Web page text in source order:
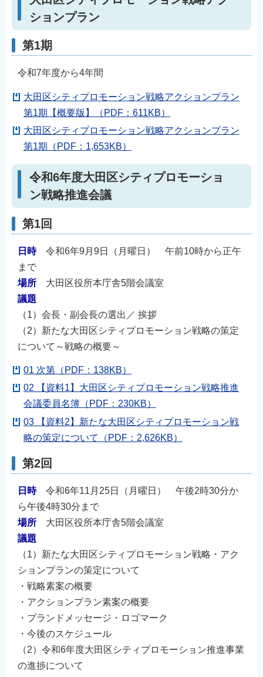
ションプラン
第1期
令和7年度から4年間
大田区シティプロモーション戦略アクションプラン
第1期【概要版】（PDF：611KB）
大田区シティプロモーション戦略アクションプラン
第1期（PDF：1,653KB）
令和6年度大田区シティプロモーショ
ン戦略推進会議
第1回
日時 令和6年9月9日（月曜日） 午前10時から正午
まで
場所 大田区役所本庁舎5階会議室
議題
（1）会長・副会長の選出／ 挨拶
（2）新たな大田区シティプロモーション戦略の策定
について～戦略の概要～
01 次第（PDF：138KB）
02 【資料1】大田区シティプロモーション戦略推進
会議委員名簿（PDF：230KB）
03 【資料2】新たな大田区シティプロモーション戦
略の策定について（PDF：2,626KB）
第2回
日時 令和6年11月25日（月曜日） 午後2時30分か
ら午後4時30分まで
場所 大田区役所本庁舎5階会議室
議題
（1）新たな大田区シティプロモーション戦略・アク
ションプランの策定について
・戦略素案の概要
・アクションプラン素案の概要
・ブランドメッセージ・ロゴマーク
・今後のスケジュール
（2）令和6年度大田区シティプロモーション推進事業
の進捗について